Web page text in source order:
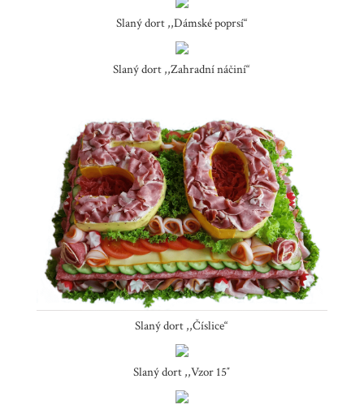
Slaný dort ,,Dámské poprsí“
Slaný dort ,,Zahradní náčiní“
Slaný dort ,,Číslice“
Slaný dort ,,Vzor 15″